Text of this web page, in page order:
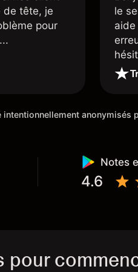
de tête, je
pour
le
anonymisés
Notes
4.6
pour